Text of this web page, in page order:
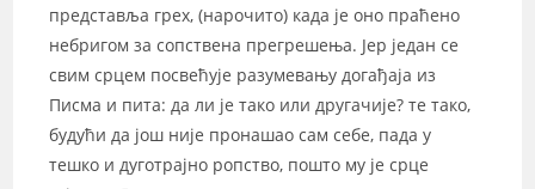
представља грех, (нарочито) када је оно праћено
небригом за сопствена прегрешења. Јер један се
свим срцем посвећује разумевању догађаја из
Писма и пита: да ли је тако или другачије? те тако,
будући да још није пронашао сам себе, пада у
тешко и дуготрајно ропство, пошто му је срце